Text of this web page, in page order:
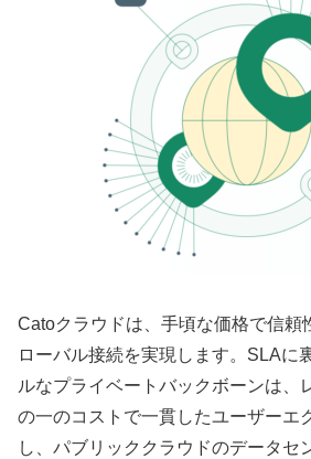
Catoクラウドは、手頃な価格で信頼
ローバル接続を実現します。SLAに
ルなプライベートバックボーンは、
の一のコストで一貫したユーザーエ
し、パブリッククラウドのデータセ